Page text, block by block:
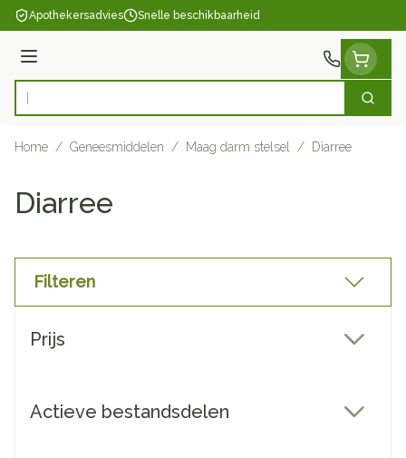
Ga naar de inhoud
Apothekersadvies Snelle beschikbaarheid
Menu
Product, merk, categorie... Zoek
Home / Geneesmiddelen / Maag darm stelsel / Diarree
Diarree
Filteren
Prijs
Actieve bestandsdelen